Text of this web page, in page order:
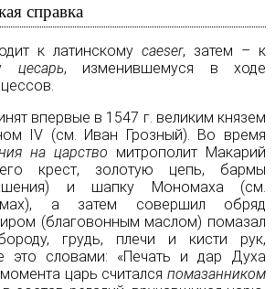
справка
к латинскому caeser, затем – к
цесарь, изменившемуся в ходе
впервые в 1547 г. великим князем
IV (см. Иван Грозный). Во время
на царство митрополит Макарий
крест, золотую цепь, бармы
и шапку Мономаха (см.
), а затем совершил обряд
(благовонным маслом) помазал
грудь, плечи и кисти рук,
это словами: «Печать и дар Духа
царь считался помазанником